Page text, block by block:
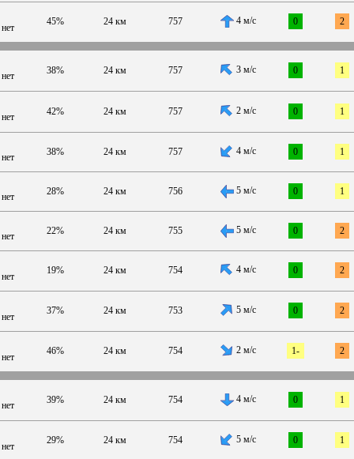
нет
45% 24 км 757 4 м/с 0 2
нет 38% 24 км 757 3 м/с 0 1
нет 42% 24 км 757 2 м/с 0 1
нет 38% 24 км 757 4 м/с 0 1
нет 28% 24 км 756 5 м/с 0 1
нет 22% 24 км 755 5 м/с 0 2
нет
19% 24 км 754 4 м/с 0 2
нет
37% 24 км 753 5 м/с 0 2
нет
46% 24 км 754 2 м/с 1- 2
нет 39% 24 км 754 4 м/с 0 1
нет
29% 24 км 754 5 м/с 0 1